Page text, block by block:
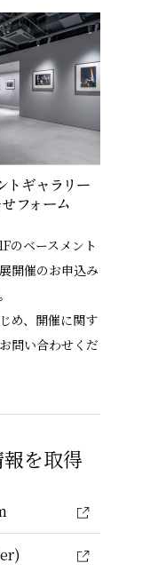
のベースメント
開催のお申込み
め、開催に関す
問い合わせくだ
を取得